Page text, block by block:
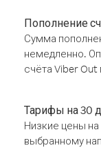
Пополнение
Сумма
немедленно.
счёта Viber
Тарифы на 30
Низкие цены
выбранному